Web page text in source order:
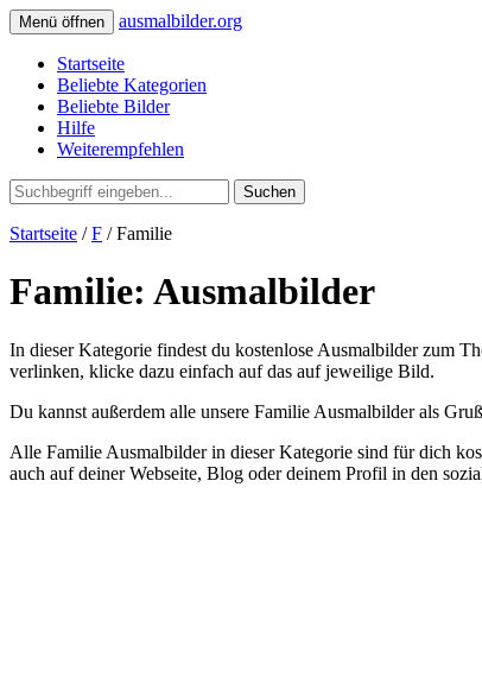
Menü öffnen ausmalbilder.org
Startseite
Beliebte Kategorien
Beliebte Bilder
Hilfe
Weiterempfehlen
Suchen
Startseite /F / Familie
Familie: Ausmalbilder
In dieser Kategorie findest du kostenlose Ausmalbilder zum
verlinken, klicke dazu einfach auf das auf jeweilige Bild.
Du kannst außerdem alle unsere Familie Ausmalbilder als
Alle Familie Ausmalbilder in dieser Kategorie sind für dich
auch auf deiner Webseite, Blog oder deinem Profil in den